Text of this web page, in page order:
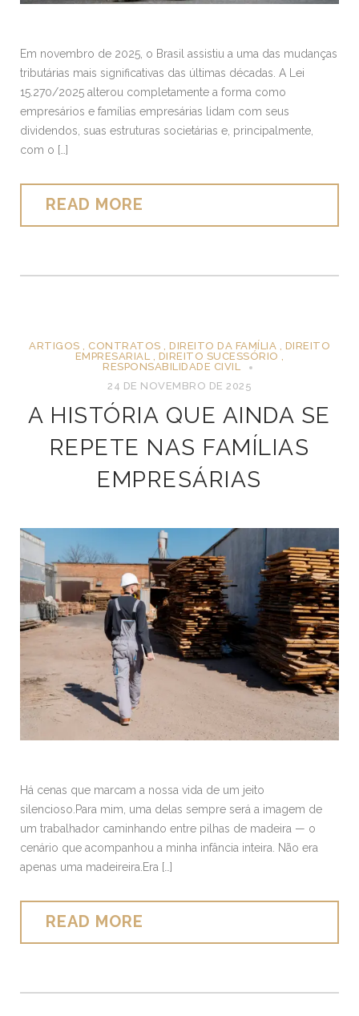
Em novembro de 2025, o Brasil assistiu a uma das mudanças
tributárias mais significativas das últimas décadas. A Lei
15.270/2025 alterou completamente a forma como
empresários e famílias empresárias lidam com seus
dividendos, suas estruturas societárias e, principalmente,
com o […]
READ MORE
ARTIGOS CONTRATOS DIREITO DA FAMÍLIA
DIREITO
EMPRESARIAL
DIREITO SUCESSÓRIO
RESPONSABILIDADE CIVIL
24 DE NOVEMBRO DE 2025
A HISTÓRIA QUE AINDA SE
REPETE NAS FAMÍLIAS
EMPRESÁRIAS
Há cenas que marcam a nossa vida de um jeito
silencioso.Para mim, uma delas sempre será a imagem de
um trabalhador caminhando entre pilhas de madeira — o
cenário que acompanhou a minha infância inteira. Não era
apenas uma madeireira.Era […]
READ MORE